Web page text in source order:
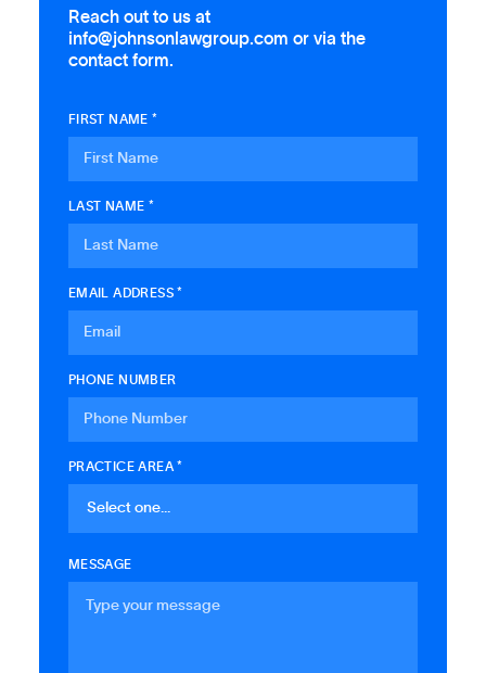
Reach out to us at
info@johnsonlawgroup.com or via the
contact form.
FIRST NAME *
LAST NAME *
EMAIL ADDRESS *
PHONE NUMBER
PRACTICE AREA *
MESSAGE